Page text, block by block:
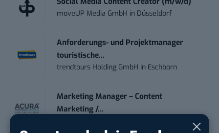
moveUP Media GmbH in Düsseldorf
Anforderungs- und Projektmanager
touristische...
trendtours Holding GmbH in Eschborn
Marketing Manager – Content
Marketing /...